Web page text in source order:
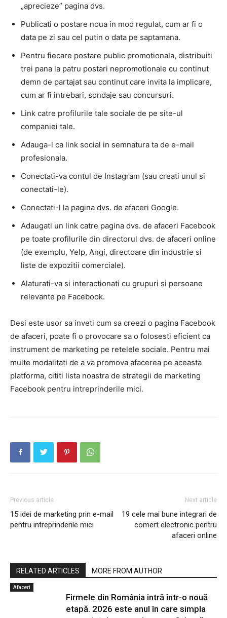
„aprecieze” pagina dvs.
Publicati o postare noua in mod regulat, cum ar fi o
data pe zi sau cel putin o data pe saptamana.
Pentru fiecare postare public promotionala, distribuiti
trei pana la patru postari nepromotionale cu continut
demn de partajat sau continut care invita la implicare,
cum ar fi intrebari, sondaje sau concursuri.
Link catre profilurile tale sociale de pe site-ul
companiei tale.
Adauga-l ca link social in semnatura ta de e-mail
profesionala.
Conectati-va contul de Instagram (sau creati unul si
conectati-le).
Conectati-l la pagina dvs. de afaceri Google.
Adaugati un link catre pagina dvs. de afaceri Facebook
pe toate profilurile din directorul dvs. de afaceri online
(de exemplu, Yelp, Angi, directoare din industrie si
liste de expozitii comerciale).
Alaturati-va si interactionati cu grupuri si persoane
relevante pe Facebook.
Desi este usor sa inveti cum sa creezi o pagina Facebook
de afaceri, poate fi o provocare sa o folosesti eficient ca
instrument de marketing pe retelele sociale. Pentru mai
multe modalitati de a va promova afacerea pe aceasta
platforma, cititi lista noastra de strategii de marketing
Facebook pentru intreprinderile mici.
Previous article
15 idei de marketing prin e-mail
pentru intreprinderile mici
Next article
19 cele mai bune integrari de
comert electronic pentru
afaceri online
RELATED ARTICLES MORE FROM AUTHOR
Afaceri
Firmele din România intră într-o nouă
etapă. 2026 este anul în care simpla